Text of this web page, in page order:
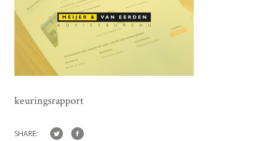
keuringsrapport
SHARE: